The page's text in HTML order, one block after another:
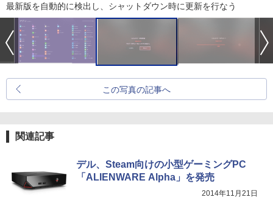
最新版を自動的に検出し、シャットダウン時に更新を行なう
この写真の記事へ
関連記事
デル、Steam向けの小型ゲーミングPC
「ALIENWARE Alpha」を発売
2014年11月21日